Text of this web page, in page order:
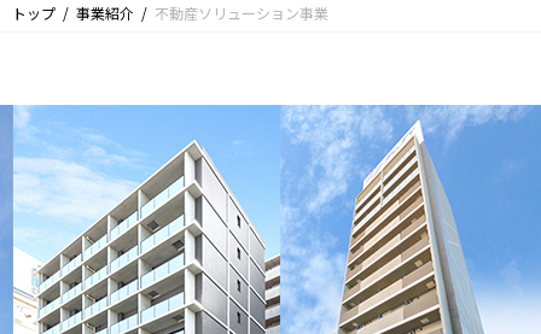
トップ 事業紹介 不動産ソリューション事業